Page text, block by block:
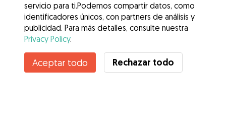
servicio para ti.Podemos compartir datos, como
identificadores únicos, con partners de análisis y
publicidad. Para más detalles, consulte nuestra
Privacy Policy.
Aceptar todo Rechazar todo